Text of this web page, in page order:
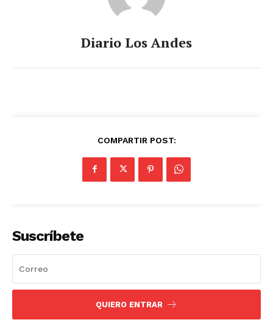
Diario Los Andes
COMPARTIR POST:
Suscríbete
QUIERO ENTRAR